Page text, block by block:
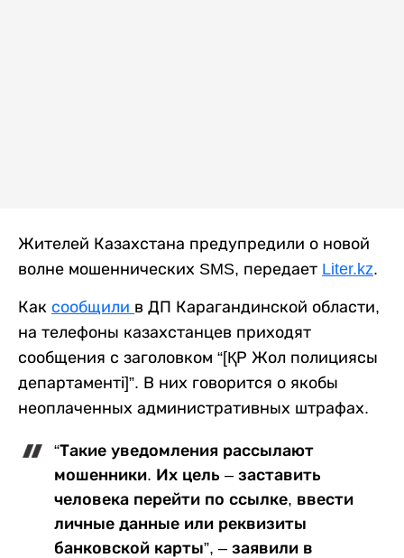
Жителей Казахстана предупредили о новой
волне мошеннических SMS, передает Liter.kz.
Как сообщили в ДП Карагандинской области,
на телефоны казахстанцев приходят
сообщения с заголовком “[ҚР Жол полициясы
департаменті]”. В них говорится о якобы
неоплаченных административных штрафах.
“Такие уведомления рассылают
мошенники. Их цель – заставить
человека перейти по ссылке, ввести
личные данные или реквизиты
банковской карты”, – заявили в